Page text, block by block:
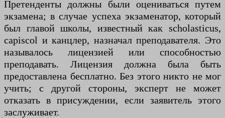
Претенденты должны были оцениваться путем
экзамена; в случае успеха экзаменатор, который
был главой школы, известный как scholasticus,
capiscol и канцлер, назначал преподавателя. Это
называлось лицензией или способностью
преподавать. Лицензия должна была быть
предоставлена ​​бесплатно. Без этого никто не мог
учить; с другой стороны, эксперт не может
отказать в присуждении, если заявитель этого
заслуживает.